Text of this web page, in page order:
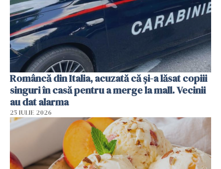
Româncă din Italia, acuzată că și-a lăsat copiii
singuri în casă pentru a merge la mall. Vecinii
au dat alarma
25 IULIE 2026